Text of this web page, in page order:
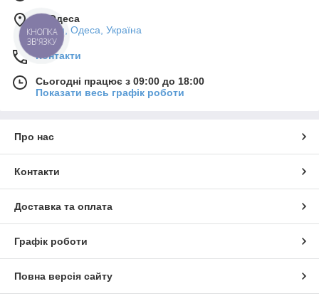
м. Одеса
7-й км, Одеса, Україна
Контакти
Сьогодні працює з 09:00 до 18:00
Показати весь графік роботи
Про нас
Контакти
Доставка та оплата
Графік роботи
Повна версія сайту
КНОПКА
ЗВ'ЯЗКУ